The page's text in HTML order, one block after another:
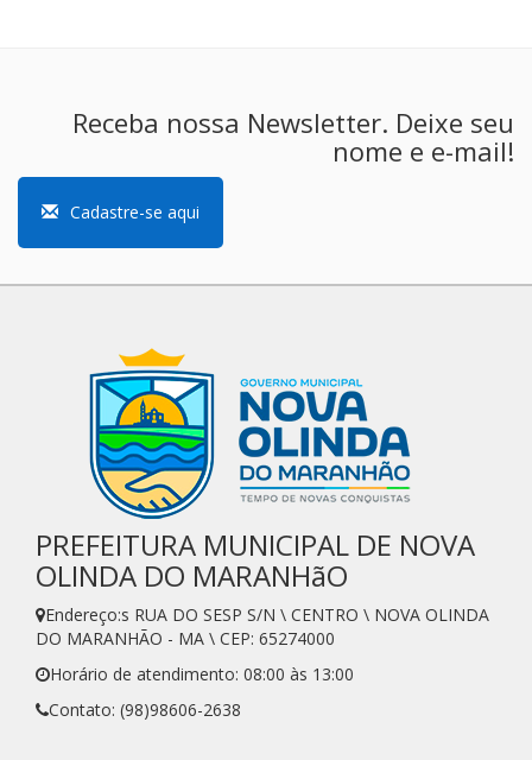
Receba nossa Newsletter. Deixe seu
nome e e-mail!
Cadastre-se aqui
PREFEITURA MUNICIPAL DE NOVA
OLINDA DO MARANHãO
Endereço:s RUA DO SESP S/N \ CENTRO \ NOVA OLINDA
DO MARANHÃO - MA \ CEP: 65274000
Horário de atendimento: 08:00 às 13:00
Contato: (98)98606-2638